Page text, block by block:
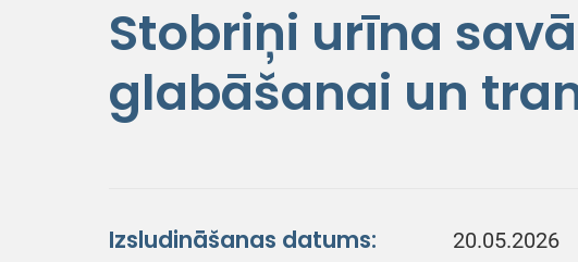
Stobriņi urīna
glabāšanai un
Izsludināšanas datums: 20.05.2026